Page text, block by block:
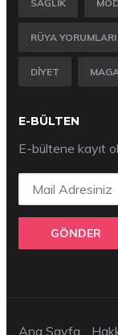
SAĞLIK
RÜYA YORUMLARI
DIYET
E-BÜLTEN
E-bültene kayıt
GÖNDER
Ana Sayfa